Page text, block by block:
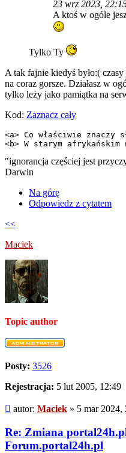
23 wrz 2023,
A ktoś w ogóle
Tylko Ty
A tak fajnie kiedyś było:(
na coraz gorsze. Działasz w
tylko leży jako pamiątka na
Kod: Zaznacz cały
<a> Co właściwie znaczy
<b> W starym
"ignorancja częściej jest
Darwin
Na górę
Odpowiedz z cytatem
<<
Maciek
Topic author
Posty: 3526
Rejestracja: 5 lut 2005, 12:49
Post
autor: Maciek » 5 mar 2024,
Re: Zmiana
Forum.portal24h.pl